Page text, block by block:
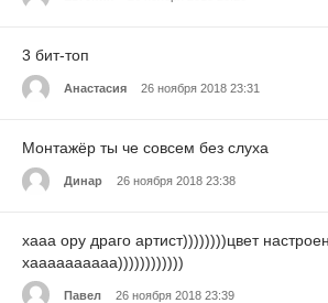
3 бит-топ
Анастасия 26 ноября 2018 23:31
Монтажёр ты че совсем без слуха
Динар 26 ноября 2018 23:38
хааа ору драго артист))))))))цвет
хаааааааааа))))))))))))
Павел 26 ноября 2018 23:39